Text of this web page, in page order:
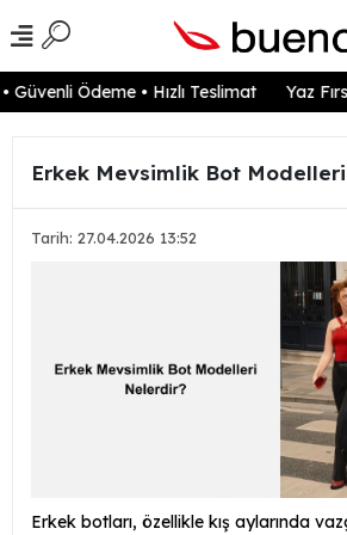
Ödeme • Hızlı Teslimat Yaz
Erkek Mevsimlik Bot
Tarih: 27.04.2026 13:52
Erkek botları, özellikle kış aylarında